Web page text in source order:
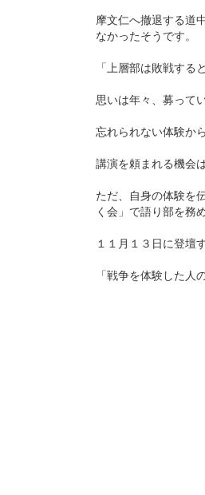
摩文仁へ撤退する道
なかったそうです。
「上層部は敗戦す
思いは年々、募って
忘れられない体験か
講演を頼まれる機会
ただ、自身の体験を
く会」で語り部を務
１１月１３日に登壇
「戦争を体験した